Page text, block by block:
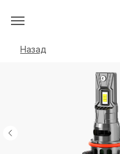
Назад